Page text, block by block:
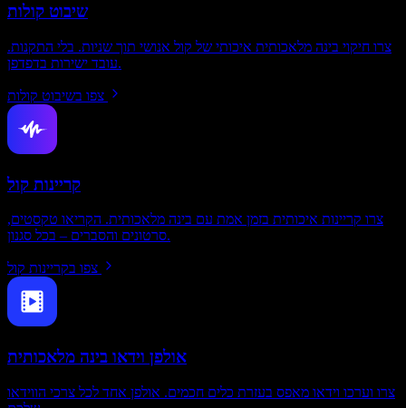
שיבוט קולות
צרו חיקוי בינה מלאכותית איכותי של קול אנושי תוך שניות. בלי התקנות.
עובד ישירות בדפדפן.
צפו בשיבוט קולות
קריינות קול
צרו קריינות איכותית בזמן אמת עם בינה מלאכותית. הקריאו טקסטים,
סרטונים והסברים – בכל סגנון.
צפו בקריינות קול
אולפן וידאו בינה מלאכותית
צרו וערכו וידאו מאפס בעזרת כלים חכמים. אולפן אחד לכל צרכי הווידאו